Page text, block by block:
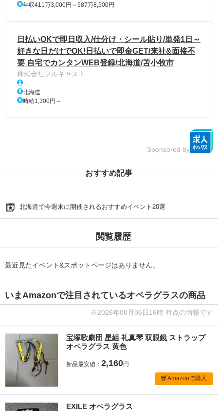
年収411万3,000円～587万8,500円
日払いOKで即日収入/仕分け・シール貼り/単発1日～
好きな日だけでOK!日払いで即金GET/来社&面接不
要 自宅でカンタンWEB登録/北海道/苫小牧市
株式会社フルキャスト
北海道
時給1,300円～
Sponsored by
おすすめ記事
北海道で今週末に開催されるおすすめイベント20選
閲覧履歴
最近見たイベント&スポットページはありません。
いまAmazonで注目されているオペラグラスの商品
※2026年08月06日16時 時点の情報です
宝塚歌劇団 星組 礼真琴 双眼鏡 ストラップ
オペラグラス 黄色
新品最安値： 2,160円
Amazonで購入
EXILE オペラグラス